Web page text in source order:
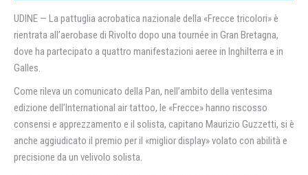
UDINE — La pattuglia acrobatica nazionale della «Frecce tricolori» è
rientrata all’aerobase di Rivolto dopo una tournée in Gran Bretagna,
dove ha partecipato a quattro manifestazioni aeree in Inghilterra e in
Galles.
Come rileva un comunicato della Pan, nell’ambito della ventesima
edizione dell’International air tattoo, le «Frecce» hanno riscosso
consensi e apprezzamento e il solista, capitano Maurizio Guzzetti, si è
anche aggiudicato il premio per il «miglior display» volato con abilità e
precisione da un velivolo solista.